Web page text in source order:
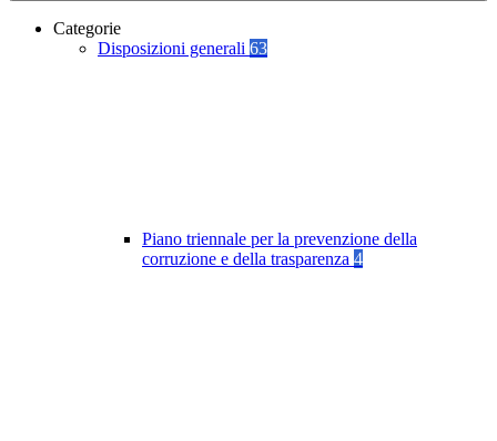
Categorie
Disposizioni generali 63
Piano triennale per la prevenzione della
corruzione e della trasparenza 4